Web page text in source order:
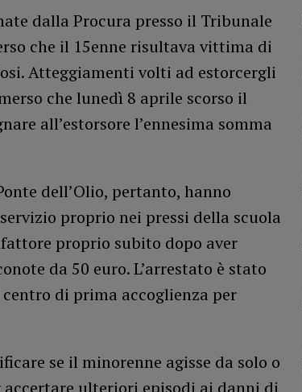
dalla Procura presso il Tribunale
che il 15enne risultava vittima di
Atteggiamenti volti ad estorcergli
che lunedì 8 aprile scorso il
all’estorsore l’ennesima somma
dell’Olio, pertanto, hanno
proprio nei pressi della scuola
proprio subito dopo aver
da 50 euro. L’arrestato è stato
di prima accoglienza per
se il minorenne agisse da solo o
ulteriori episodi ai danni di